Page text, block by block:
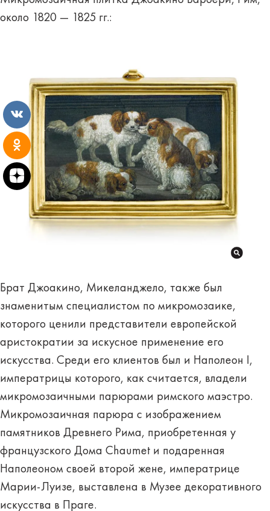
около 1820 — 1825 гг.:
Брат Джоакино, Микеланджело, также был
знаменитым специалистом по микромозаике,
которого ценили представители европейской
аристократии за искусное применение его
искусства. Среди его клиентов был и Наполеон I,
императрицы которого, как считается, владели
микромозаичными парюрами римского маэстро.
Микромозаичная парюра с изображением
памятников Древнего Рима, приобретенная у
французского Дома Chaumet и подаренная
Наполеоном своей второй жене, императрице
Марии-Луизе, выставлена в Музее декоративного
искусства в Праге.